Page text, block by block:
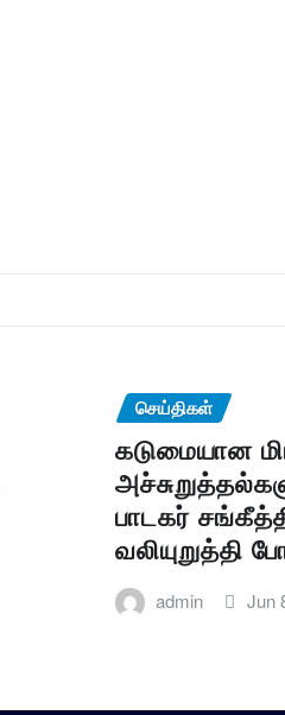
செய்திகள்
கடுமையான
பாடகர்
வலியுறுத்தி
admin Jun